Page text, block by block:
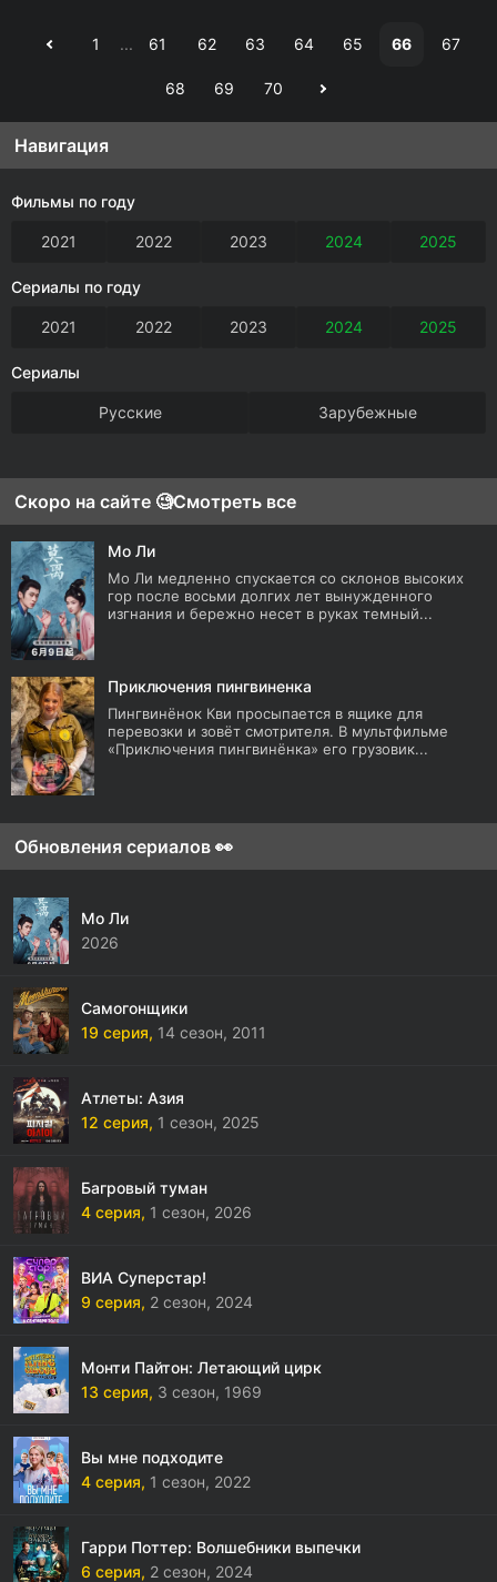
1 ... 61 62 63 64 65 66 67
68 69 70
Навигация
Фильмы по году
2021 2022 2023 2024 2025
Сериалы по году
2021 2022 2023 2024 2025
Сериалы
Русские Зарубежные
Скоро на сайте 🧐Смотреть все
Мо Ли
Мо Ли медленно спускается со склонов высоких
гор после восьми долгих лет вынужденного
изгнания и бережно несет в руках темный...
Приключения пингвиненка
Пингвинёнок Кви просыпается в ящике для
перевозки и зовёт смотрителя. В мультфильме
«Приключения пингвинёнка» его грузовик...
Обновления сериалов 👀
Мо Ли
2026
Самогонщики
19 серия, 14 сезон, 2011
Атлеты: Азия
12 серия, 1 сезон, 2025
Багровый туман
4 серия, 1 сезон, 2026
ВИА Суперстар!
9 серия, 2 сезон, 2024
Монти Пайтон: Летающий цирк
13 серия, 3 сезон, 1969
Вы мне подходите
4 серия, 1 сезон, 2022
Гарри Поттер: Волшебники выпечки
6 серия, 2 сезон, 2024